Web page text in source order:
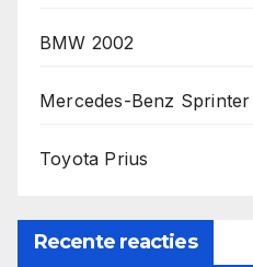
BMW 2002
Mercedes-Benz Sprinter
Toyota Prius
Recente reacties